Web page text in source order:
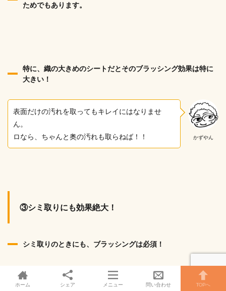
ためでもあります。
特に、織の大きめのシートだとそのブラッシング効果は特に
大きい！
かずやん
表面だけの汚れを取ってもキレイにはなりませ
ん。
ロなら、ちゃんと奥の汚れも取らねば！！
③シミ取りにも効果絶大！
シミ取りのときにも、ブラッシングは必須！
洗剤をきっちり、繊維一本一本になじませないと、シミは除
去できません！
ホーム シェア メニュー 問い合わせ TOPへ